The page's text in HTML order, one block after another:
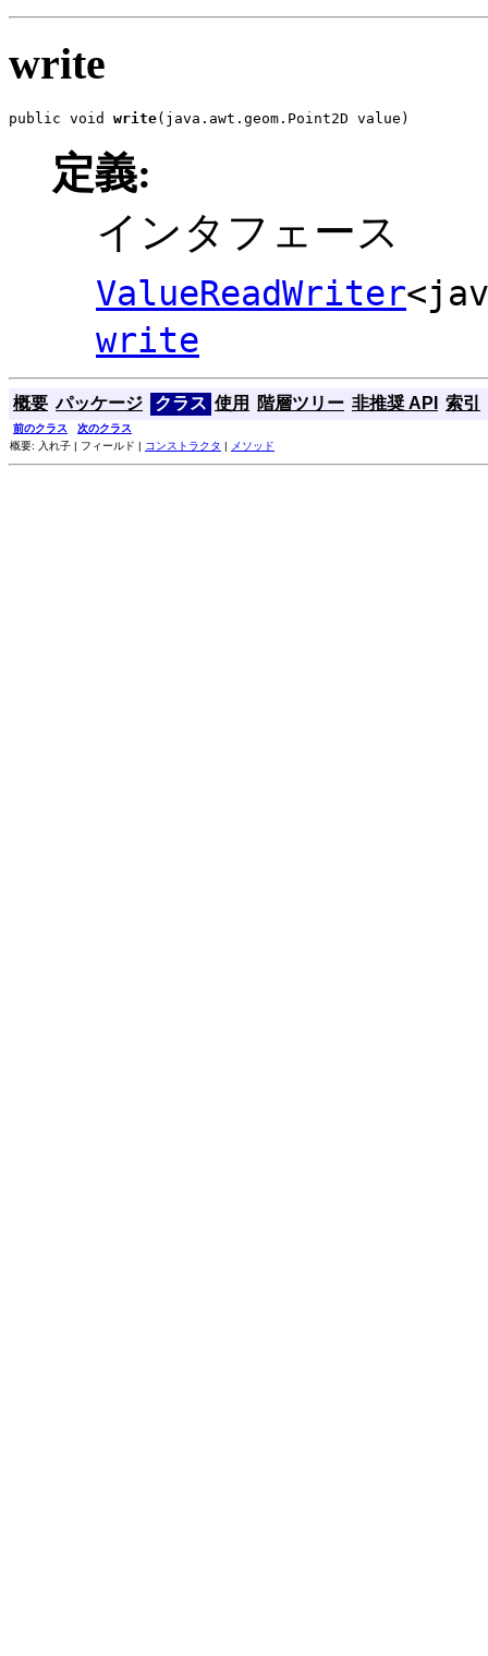
write
public void write(java.awt.geom.Point2D value)
定義:
インタフェース
ValueReadWriter
write
概要 パッケージ クラス 使用 階層ツリー 非推奨 API 索引
前のクラス
次のクラス
概要: 入れ子 | フィールド | コンストラクタ | メソッド